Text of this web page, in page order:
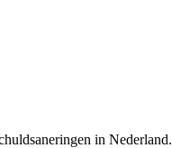
in Nederland.